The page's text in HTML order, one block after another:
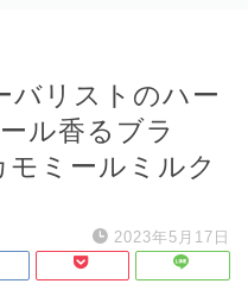
バリストのハー
ル香るブラ
ミールミルク
2023年5月17日